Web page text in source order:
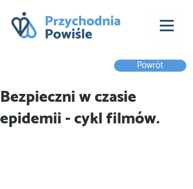
Powrót
Bezpieczni w czasie
epidemii - cykl filmów.